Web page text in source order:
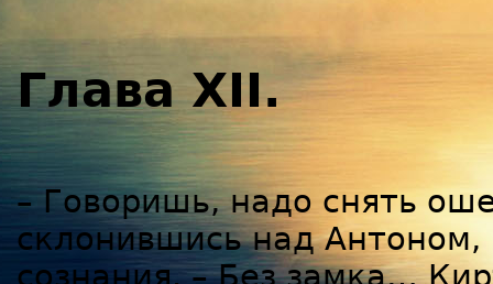
Глава XII.
– Говоришь, надо снять
склонившись над